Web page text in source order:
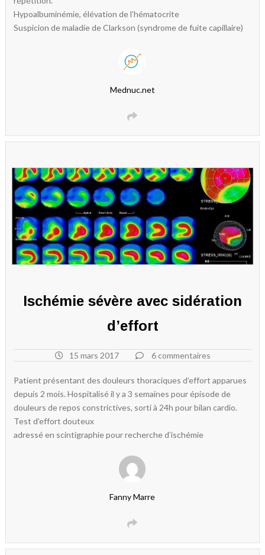
Hypoalbuminémie, élévation de l’hématocrite
Suspicion de maladie de Clarkson (syndrome de fuite capillaire)
Mednuc.net
Ischémie sévère avec sidération
d’effort
15 mars 2017 6 commentaires
Patient présentant des douleurs thoraciques d’effort apparues
depuis 2 mois. Hospitalisé il y a 3 semaines pour épisode de
douleurs de repos constrictives, sorti à 24h pour bilan cardio.
Test d’effort douteux
adressé en scintigraphie pour recherche d’ischémie
Fanny Marre